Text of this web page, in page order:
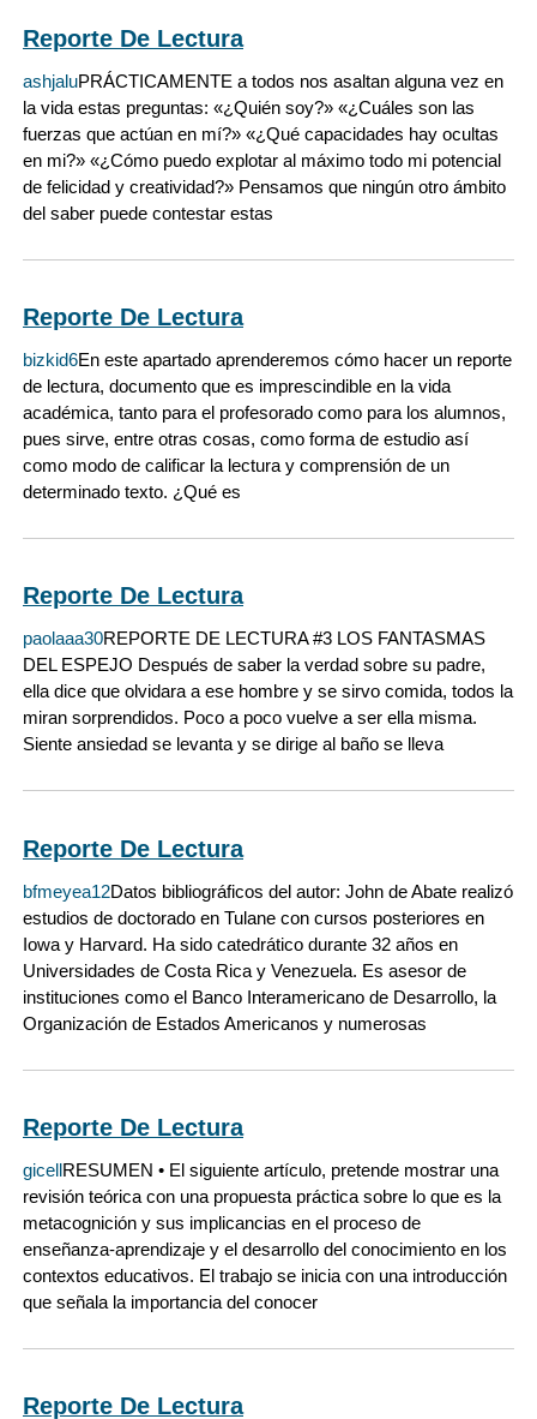
Reporte De Lectura
ashjaluPRÁCTICAMENTE a todos nos asaltan alguna vez en
la vida estas preguntas: «¿Quién soy?» «¿Cuáles son las
fuerzas que actúan en mí?» «¿Qué capacidades hay ocultas
en mi?» «¿Cómo puedo explotar al máximo todo mi potencial
de felicidad y creatividad?» Pensamos que ningún otro ámbito
del saber puede contestar estas
Reporte De Lectura
bizkid6En este apartado aprenderemos cómo hacer un reporte
de lectura, documento que es imprescindible en la vida
académica, tanto para el profesorado como para los alumnos,
pues sirve, entre otras cosas, como forma de estudio así
como modo de calificar la lectura y comprensión de un
determinado texto. ¿Qué es
Reporte De Lectura
paolaaa30REPORTE DE LECTURA #3 LOS FANTASMAS
DEL ESPEJO Después de saber la verdad sobre su padre,
ella dice que olvidara a ese hombre y se sirvo comida, todos la
miran sorprendidos. Poco a poco vuelve a ser ella misma.
Siente ansiedad se levanta y se dirige al baño se lleva
Reporte De Lectura
bfmeyea12Datos bibliográficos del autor: John de Abate realizó
estudios de doctorado en Tulane con cursos posteriores en
Iowa y Harvard. Ha sido catedrático durante 32 años en
Universidades de Costa Rica y Venezuela. Es asesor de
instituciones como el Banco Interamericano de Desarrollo, la
Organización de Estados Americanos y numerosas
Reporte De Lectura
gicellRESUMEN • El siguiente artículo, pretende mostrar una
revisión teórica con una propuesta práctica sobre lo que es la
metacognición y sus implicancias en el proceso de
enseñanza-aprendizaje y el desarrollo del conocimiento en los
contextos educativos. El trabajo se inicia con una introducción
que señala la importancia del conocer
Reporte De Lectura